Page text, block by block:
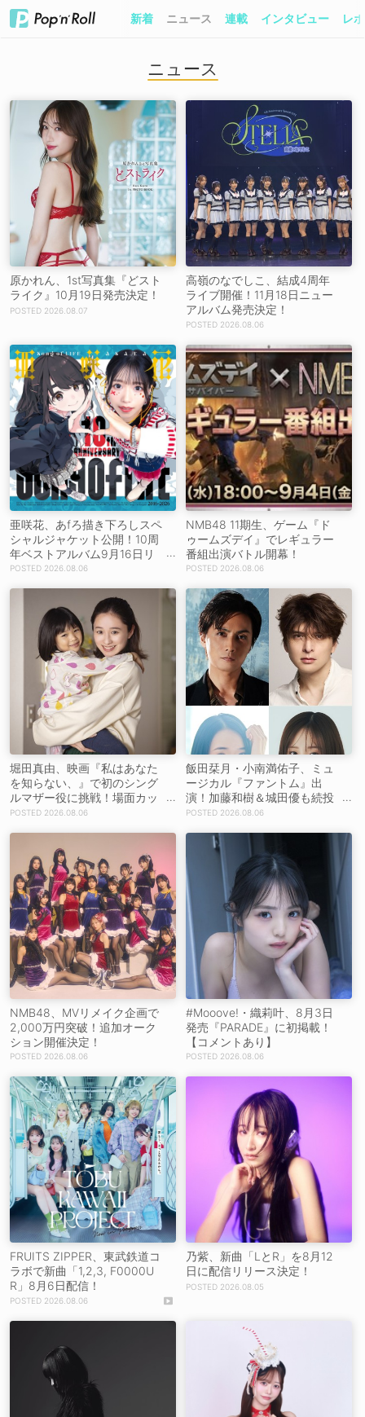
新着 ニュース 連載 インタビュー レ
ニュース
原かれん、1st写真集『どスト
ライク』10月19日発売決定！
2026.08.07
高嶺のなでしこ、結成4周年
ライブ開催！11月18日ニュー
アルバム発売決定！
2026.08.06
亜咲花、あfろ描き下ろしスペ
シャルジャケット公開！10周
年ベストアルバム9月16日リ
リース！2026.08.06
NMB48 11期生、ゲーム『ド
ゥームズデイ』でレギュラー
番組出演バトル開幕！
2026.08.06
堀田真由、映画『私はあなた
を知らない、』で初のシング
ルマザー役に挑戦！場面カッ
トを解禁！【コメントあり】
2026.08.06
飯田栞月・小南満佑子、ミュ
ージカル『ファントム』出
演！加藤和樹＆城田優も続投
【コメントあり】
2026.08.06
NMB48、MVリメイク企画で
2,000万円突破！追加オーク
ション開催決定！
2026.08.06
#Mooove!・織莉叶、8月3日
発売『PARADE』に初掲載！
【コメントあり】
2026.08.06
FRUITS ZIPPER、東武鉄道コ
ラボで新曲「1,2,3, F0000U
R」8月6日配信！
2026.08.06
乃紫、新曲「LとR」を8月12
日に配信リリース決定！
2026.08.05